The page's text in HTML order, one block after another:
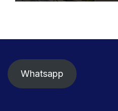
Whatsapp